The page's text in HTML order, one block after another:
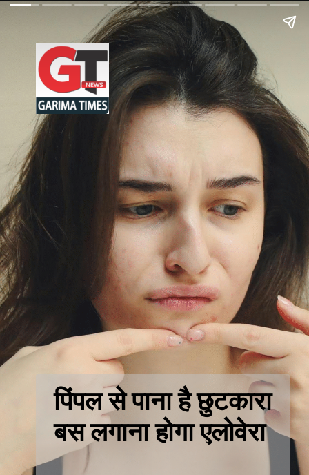
पिंपल से पाना है छुटकारा
बस लगाना होगा एलोवेरा